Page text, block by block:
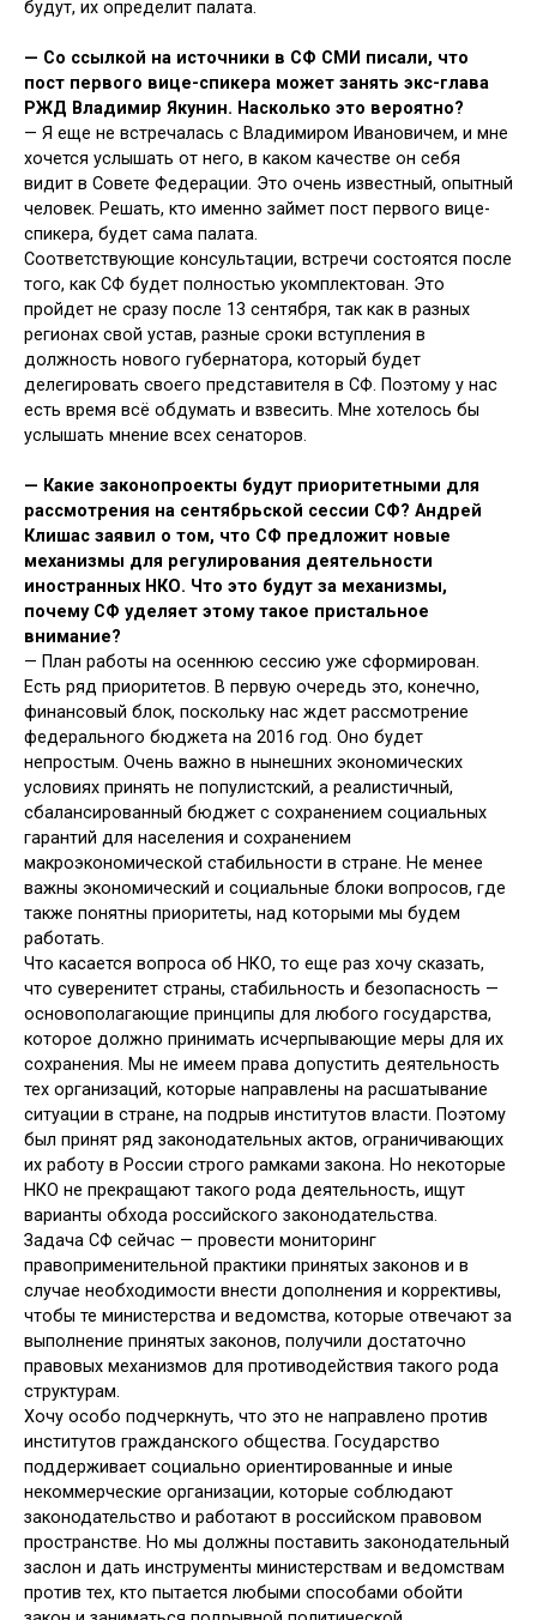
будут, их определит палата.
— Со ссылкой на источники в СФ СМИ писали, что
пост первого вице-спикера может занять экс-глава
РЖД Владимир Якунин. Насколько это вероятно?
— Я еще не встречалась с Владимиром Ивановичем, и мне
хочется услышать от него, в каком качестве он себя
видит в Совете Федерации. Это очень известный, опытный
человек. Решать, кто именно займет пост первого вице-
спикера, будет сама палата.
Соответствующие консультации, встречи состоятся после
того, как СФ будет полностью укомплектован. Это
пройдет не сразу после 13 сентября, так как в разных
регионах свой устав, разные сроки вступления в
должность нового губернатора, который будет
делегировать своего представителя в СФ. Поэтому у нас
есть время всё обдумать и взвесить. Мне хотелось бы
услышать мнение всех сенаторов.
— Какие законопроекты будут приоритетными для
рассмотрения на сентябрьской сессии СФ? Андрей
Клишас заявил о том, что СФ предложит новые
механизмы для регулирования деятельности
иностранных НКО. Что это будут за механизмы,
почему СФ уделяет этому такое пристальное
внимание?
— План работы на осеннюю сессию уже сформирован.
Есть ряд приоритетов. В первую очередь это, конечно,
финансовый блок, поскольку нас ждет рассмотрение
федерального бюджета на 2016 год. Оно будет
непростым. Очень важно в нынешних экономических
условиях принять не популистский, а реалистичный,
сбалансированный бюджет с сохранением социальных
гарантий для населения и сохранением
макроэкономической стабильности в стране. Не менее
важны экономический и социальные блоки вопросов, где
также понятны приоритеты, над которыми мы будем
работать.
Что касается вопроса об НКО, то еще раз хочу сказать,
что суверенитет страны, стабильность и безопасность —
основополагающие принципы для любого государства,
которое должно принимать исчерпывающие меры для их
сохранения. Мы не имеем права допустить деятельность
тех организаций, которые направлены на расшатывание
ситуации в стране, на подрыв институтов власти. Поэтому
был принят ряд законодательных актов, ограничивающих
их работу в России строго рамками закона. Но некоторые
НКО не прекращают такого рода деятельность, ищут
варианты обхода российского законодательства.
Задача СФ сейчас — провести мониторинг
правоприменительной практики принятых законов и в
случае необходимости внести дополнения и коррективы,
чтобы те министерства и ведомства, которые отвечают за
выполнение принятых законов, получили достаточно
правовых механизмов для противодействия такого рода
структурам.
Хочу особо подчеркнуть, что это не направлено против
институтов гражданского общества. Государство
поддерживает социально ориентированные и иные
некоммерческие организации, которые соблюдают
законодательство и работают в российском правовом
пространстве. Но мы должны поставить законодательный
заслон и дать инструменты министерствам и ведомствам
против тех, кто пытается любыми способами обойти